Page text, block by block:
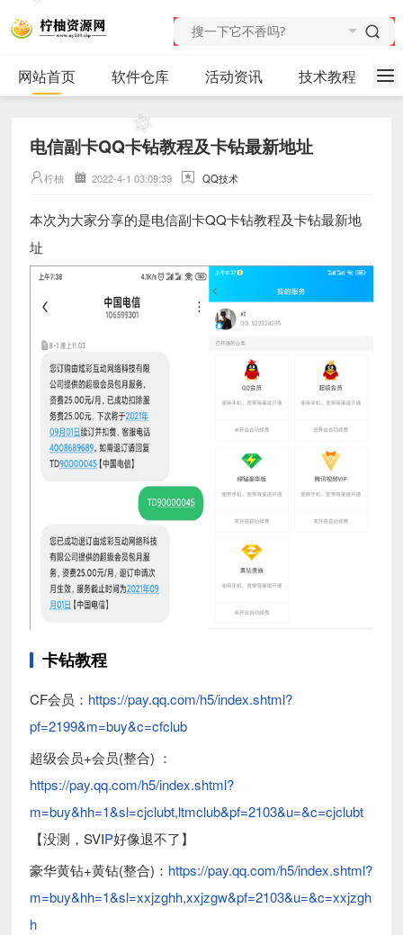
网站首页 软件仓库 活动资讯 技术教程
电信副卡QQ卡钻教程及卡钻最新地址
柠柚 2022-4-1 03:09:39 QQ技术
本次为大家分享的是电信副卡QQ卡钻教程及卡钻最新地
址
卡钻教程
CF会员： https://pay.qq.com/h5/index.shtml?
pf=2199&m=buy&c=cfclub
超级会员+会员(整合) ：
https://pay.qq.com/h5/index.shtml?
m=buy&hh=1&sl=cjclubt,ltmclub&pf=2103&u=&c=cjclubt
【没测，SVIP好像退不了】
豪华黄钻+黄钻(整合)： https://pay.qq.com/h5/index.shtml?
m=buy&hh=1&sl=xxjzghh,xxjzgw&pf=2103&u=&c=xxjzgh
h